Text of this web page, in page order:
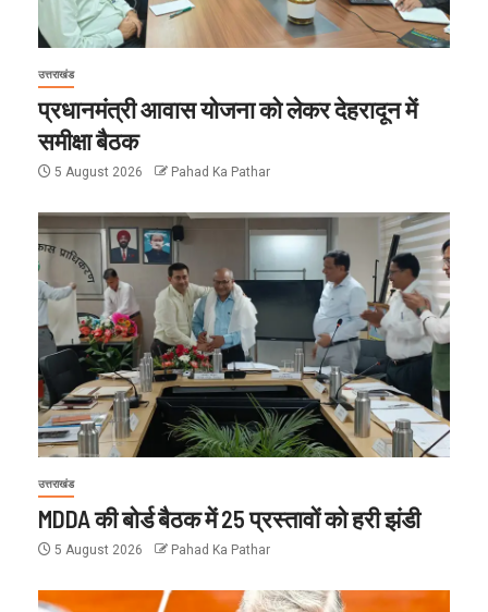
उत्तराखंड
प्रधानमंत्री आवास योजना को लेकर देहरादून में
समीक्षा बैठक
5 August 2026 Pahad Ka Pathar
उत्तराखंड
MDDA की बोर्ड बैठक में 25 प्रस्तावों को हरी झंडी
5 August 2026 Pahad Ka Pathar